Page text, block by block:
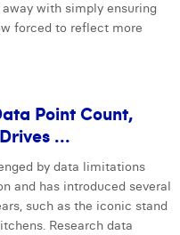
with simply ensuring
forced to reflect more
Point Count,
...
by data limitations
and has introduced several
such as the iconic stand
Research data